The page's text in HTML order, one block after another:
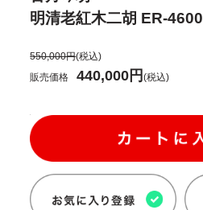
明清老紅木二胡 ER-4600
550,000円(税込)
販売価格
440,000円(税込)